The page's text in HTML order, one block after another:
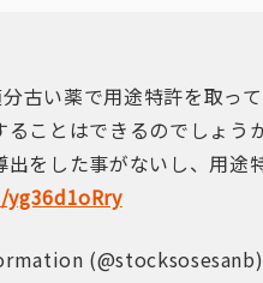
古い薬で用途特許を取っ
ることはできるのでしょう
出をした事がないし、用途